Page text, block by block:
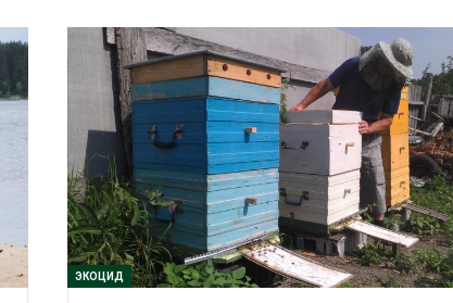
ЭКОЦИД